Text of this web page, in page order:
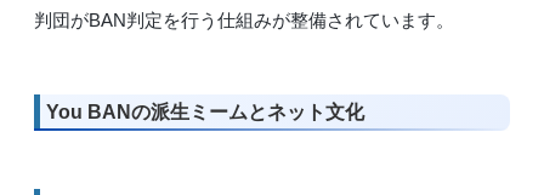
判団がBAN判定を行う仕組みが整備されています。
You BANの派生ミームとネット文化